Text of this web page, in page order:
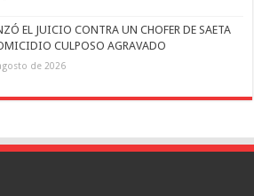
EL JUICIO CONTRA UN CHOFER DE SAETA
CULPOSO AGRAVADO
de 2026